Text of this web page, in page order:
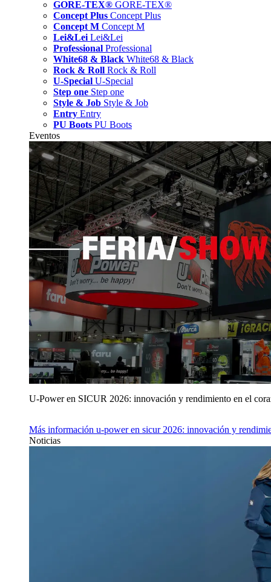
GORE-TEX® GORE-TEX®
Concept Plus Concept Plus
Concept M Concept M
Lei&Lei Lei&Lei
Professional Professional
White68 & Black White68 & Black
Rock & Roll Rock & Roll
U-Special U-Special
Step one Step one
Style & Job Style & Job
Entry Entry
PU Boots PU Boots
Eventos
U‑Power en SICUR 2026: innovación y rendimiento en el
Más información u‑power en sicur 2026: innovación y
Noticias